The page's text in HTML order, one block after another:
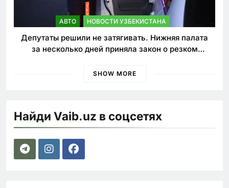
АВТО НОВОСТИ УЗБЕКИСТАНА
Депутаты решили не затягивать. Нижняя палата
за несколько дней приняла закон о резком
SHOW MORE
Найди Vaib.uz в соцсетях